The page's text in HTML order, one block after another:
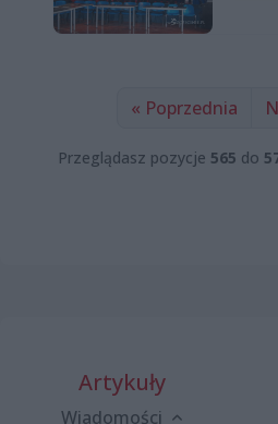
« Poprzednia
Przeglądasz pozycje 565 do
Artykuły
Wiadomości